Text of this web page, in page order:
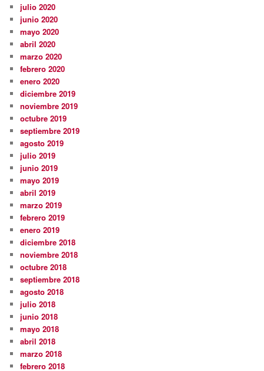
julio 2020
junio 2020
mayo 2020
abril 2020
marzo 2020
febrero 2020
enero 2020
diciembre 2019
noviembre 2019
octubre 2019
septiembre 2019
agosto 2019
julio 2019
junio 2019
mayo 2019
abril 2019
marzo 2019
febrero 2019
enero 2019
diciembre 2018
noviembre 2018
octubre 2018
septiembre 2018
agosto 2018
julio 2018
junio 2018
mayo 2018
abril 2018
marzo 2018
febrero 2018